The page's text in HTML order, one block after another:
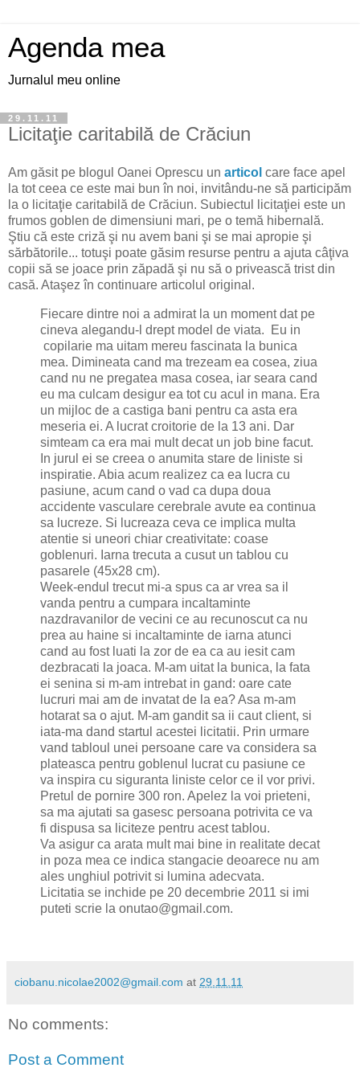
Agenda mea
Jurnalul meu online
29.11.11
Licitaţie caritabilă de Crăciun
Am găsit pe blogul Oanei Oprescu un articol care face apel
la tot ceea ce este mai bun în noi, invitându-ne să participăm
la o licitaţie caritabilă de Crăciun. Subiectul licitaţiei este un
frumos goblen de dimensiuni mari, pe o temă hibernală.
Ştiu că este criză şi nu avem bani şi se mai apropie şi
sărbătorile... totuşi poate găsim resurse pentru a ajuta câţiva
copii să se joace prin zăpadă şi nu să o privească trist din
casă. Ataşez în continuare articolul original.
Fiecare dintre noi a admirat la un moment dat pe
cineva alegandu-l drept model de viata. Eu in
copilarie ma uitam mereu fascinata la bunica
mea. Dimineata cand ma trezeam ea cosea, ziua
cand nu ne pregatea masa cosea, iar seara cand
eu ma culcam desigur ea tot cu acul in mana. Era
un mijloc de a castiga bani pentru ca asta era
meseria ei. A lucrat croitorie de la 13 ani. Dar
simteam ca era mai mult decat un job bine facut.
In jurul ei se creea o anumita stare de liniste si
inspiratie. Abia acum realizez ca ea lucra cu
pasiune, acum cand o vad ca dupa doua
accidente vasculare cerebrale avute ea continua
sa lucreze. Si lucreaza ceva ce implica multa
atentie si uneori chiar creativitate: coase
goblenuri. Iarna trecuta a cusut un tablou cu
pasarele (45x28 cm).
Week-endul trecut mi-a spus ca ar vrea sa il
vanda pentru a cumpara incaltaminte
nazdravanilor de vecini ce au recunoscut ca nu
prea au haine si incaltaminte de iarna atunci
cand au fost luati la zor de ea ca au iesit cam
dezbracati la joaca. M-am uitat la bunica, la fata
ei senina si m-am intrebat in gand: oare cate
lucruri mai am de invatat de la ea? Asa m-am
hotarat sa o ajut. M-am gandit sa ii caut client, si
iata-ma dand startul acestei licitatii. Prin urmare
vand tabloul unei persoane care va considera sa
plateasca pentru goblenul lucrat cu pasiune ce
va inspira cu siguranta liniste celor ce il vor privi.
Pretul de pornire 300 ron. Apelez la voi prieteni,
sa ma ajutati sa gasesc persoana potrivita ce va
fi dispusa sa liciteze pentru acest tablou.
Va asigur ca arata mult mai bine in realitate decat
in poza mea ce indica stangacie deoarece nu am
ales unghiul potrivit si lumina adecvata.
Licitatia se inchide pe 20 decembrie 2011 si imi
puteti scrie la onutao@gmail.com.
ciobanu.nicolae2002@gmail.com at 29.11.11
No comments:
Post a Comment